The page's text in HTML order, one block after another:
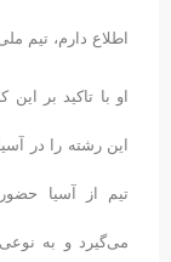
اطلاع دارم، تیم
او با تاکید بر
این رشته را در
تیم از آسیا حضور
می‌گیرد و به